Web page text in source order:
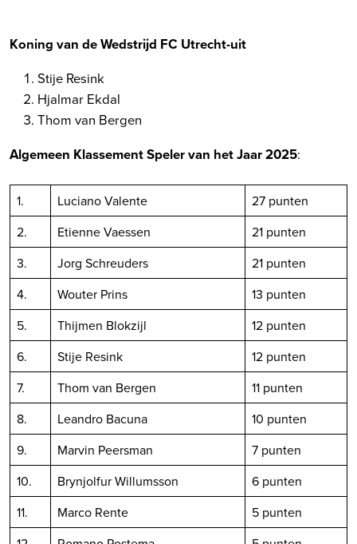
Koning van de Wedstrijd FC Utrecht-uit
Stije Resink
Hjalmar Ekdal
Thom van Bergen
Algemeen KlassementSpeler van het Jaar 2025:
1. Luciano Valente
27 punten
2.
Etienne Vaessen
21 punten
3.
Jorg Schreuders
21 punten
4.
Wouter Prins
13 punten
5.
Thijmen Blokzijl
12 punten
6.
Stije Resink
12 punten
7.
Thom van Bergen
11 punten
8.
Leandro Bacuna
10 punten
9.
Marvin Peersman
7 punten
10.
Brynjolfur Willumsson
6 punten
11.
Marco Rente
5 punten